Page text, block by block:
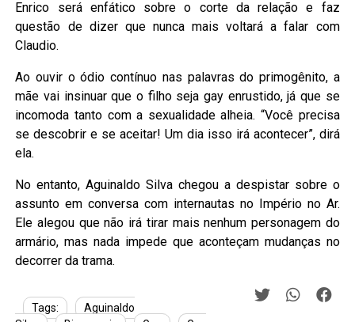
Enrico será enfático sobre o corte da relação e faz
questão de dizer que nunca mais voltará a falar com
Claudio.
Ao ouvir o ódio contínuo nas palavras do primogênito, a
mãe vai insinuar que o filho seja gay enrustido, já que se
incomoda tanto com a sexualidade alheia. “Você precisa
se descobrir e se aceitar! Um dia isso irá acontecer”, dirá
ela.
No entanto, Aguinaldo Silva chegou a despistar sobre o
assunto em conversa com internautas no Império no Ar.
Ele alegou que não irá tirar mais nenhum personagem do
armário, mas nada impede que aconteçam mudanças no
decorrer da trama.
Tags:
Aguinaldo